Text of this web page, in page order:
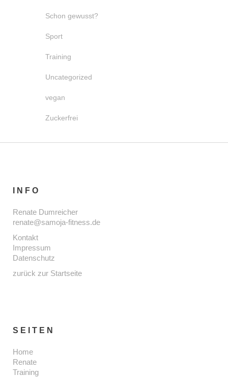
Schon gewusst?
Sport
Training
Uncategorized
vegan
Zuckerfrei
INFO
Renate Dumreicher
renate@samoja-fitness.de
Kontakt
Impressum
Datenschutz
zurück zur Startseite
SEITEN
Home
Renate
Training